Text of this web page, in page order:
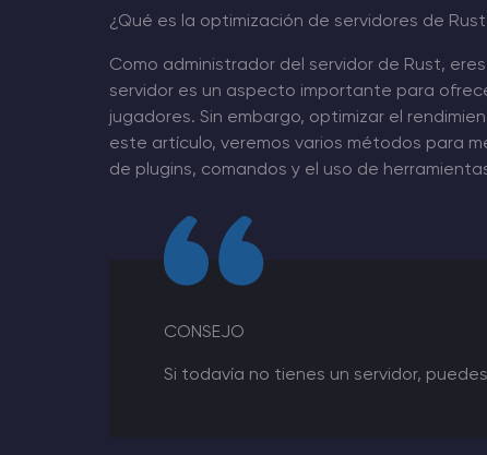
Minecraft Alojamiento de servidores
Hytale Hosting 50% OFF
Rust Alojamiento de servidores
Palworld Alojamiento de servidores
¿Qué es la optimización de servidores de
Como administrador del servidor de Rust,
servidor es un aspecto importante para
jugadores. Sin embargo, optimizar el
este artículo, veremos varios métodos para
de plugins, comandos y el uso de
CONSEJO
Si todavía no tienes un servidor, puedes